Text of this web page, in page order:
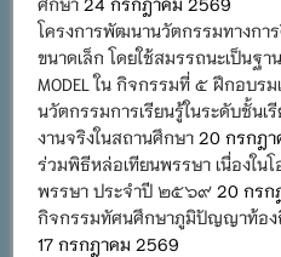
โครงการพัฒนานวัตกรรมทางกา
ขนาดเล็ก โดยใช้สมรรถนะเป็นฐ
MODEL ใน กิจกรรมที่ ๕ ฝึกอบร
นวัตกรรมการเรียนรู้ในระดับชั้นเ
งานจริงในสถานศึกษา 20 กรกฎ
ร่วมพิธีหล่อเทียนพรรษา เนื่องใน
พรรษา ประจำปี ๒๕๖๙ 20 กรก
กิจกรรมทัศนศึกษาภูมิปัญญาท้อ
17 กรกฎาคม 2569